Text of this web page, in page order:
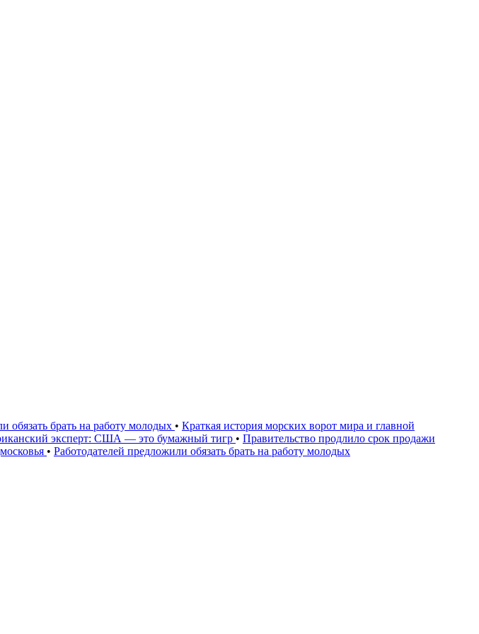
обязать брать на работу молодых • Краткая история морских ворот мира и главной
эксперт: США — это бумажный тигр • Правительство продлило срок продажи
• Работодателей предложили обязать брать на работу молодых